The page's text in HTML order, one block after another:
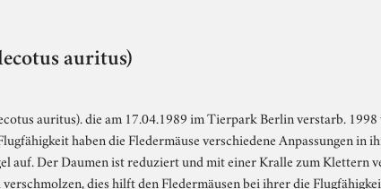
auritus)
auritus). die am 17.04.1989 im Tierpark Berlin verstarb. 1998
haben die Fledermäuse verschiedene Anpassungen in
auf. Der Daumen ist reduziert und mit einer Kralle zum Klettern
dies hilft den Fledermäusen bei ihrer die